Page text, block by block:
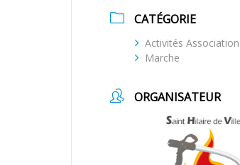
CATÉGORIE
Activités Association
Marche
ORGANISATEUR